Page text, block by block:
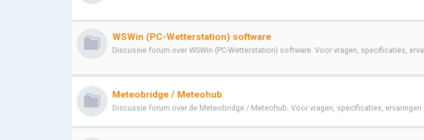
WSWin (PC-Wetterstation) software
Discussie forum over WSWin (PC-Wetterstation) software. Voor vragen, specificaties,
Meteobridge / Meteohub
Discussie forum over de Meteobridge / Meteohub. Voor vragen, specificaties, ervaringen